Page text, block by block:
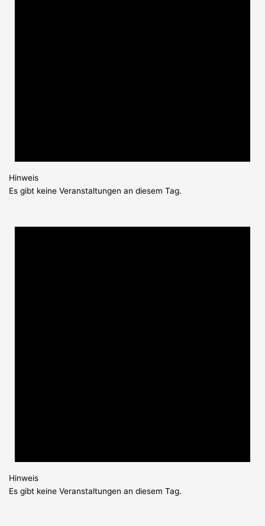
Hinweis
Es gibt keine Veranstaltungen an diesem Tag.
Hinweis
Es gibt keine Veranstaltungen an diesem Tag.